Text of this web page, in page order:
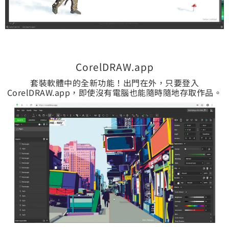
CorelDRAW.app
套裝軟體中的全新功能！出門在外，只要登入
CorelDRAW.app，即使沒有電腦也能隨時隨地存取作品。